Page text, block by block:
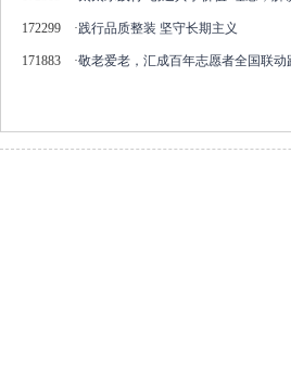
172299 ·践行品质整装 坚守长期主义
171883 ·敬老爱老，汇成百年志愿者全国联